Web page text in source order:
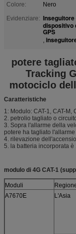
Colore:
Nero
Evidenziare: Inseguitore
dispositivo
GPS
,
potere
Tracking
motociclo
Caratteristiche
1: Modulo: CAT-1, CAT-M,
2. petrolio tagliato o
3. Sopra l'allarme della
potere ha tagliato l'allarme
4. rilevazione
5. la batteria incorporata è
modulo di 4G CAT-1
Moduli
A7670E
L'Asia